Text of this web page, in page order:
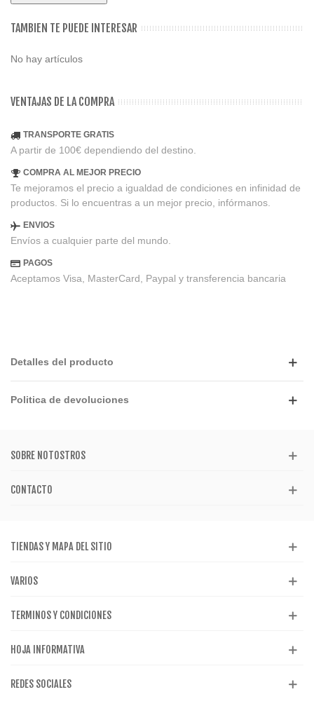
TAMBIEN TE PUEDE INTERESAR
No hay artículos
VENTAJAS DE LA COMPRA
TRANSPORTE GRATIS
A partir de 100€ dependiendo del destino.
COMPRA AL MEJOR PRECIO
Te mejoramos el precio a igualdad de condiciones en infinidad de
productos. Si lo encuentras a un mejor precio, infórmanos.
ENVIOS
Envíos a cualquier parte del mundo.
PAGOS
Aceptamos Visa, MasterCard, Paypal y transferencia bancaria
Detalles del producto
Politica de devoluciones
SOBRE NOTOSTROS
CONTACTO
TIENDAS Y MAPA DEL SITIO
VARIOS
TERMINOS Y CONDICIONES
HOJA INFORMATIVA
REDES SOCIALES